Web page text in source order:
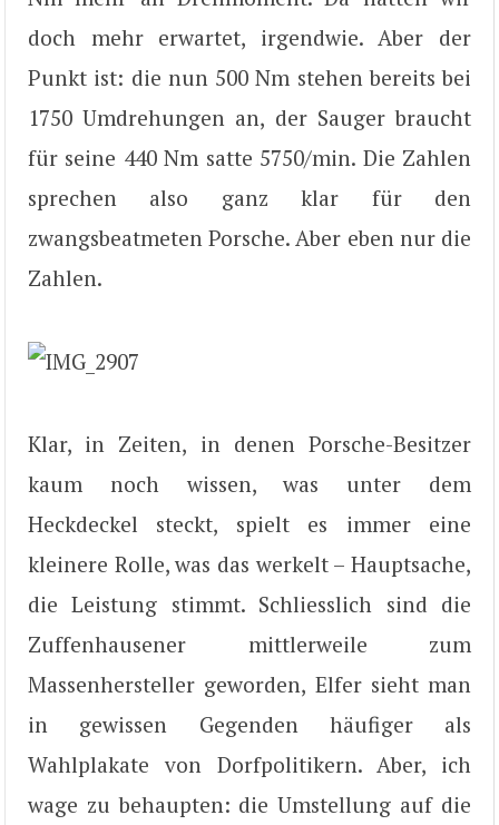
doch mehr erwartet, irgendwie. Aber der
Punkt ist: die nun 500 Nm stehen bereits bei
1750 Umdrehungen an, der Sauger braucht
für seine 440 Nm satte 5750/min. Die Zahlen
sprechen also ganz klar für den
zwangsbeatmeten Porsche. Aber eben nur die
Zahlen.
Klar, in Zeiten, in denen Porsche-Besitzer
kaum noch wissen, was unter dem
Heckdeckel steckt, spielt es immer eine
kleinere Rolle, was das werkelt – Hauptsache,
die Leistung stimmt. Schliesslich sind die
Zuffenhausener mittlerweile zum
Massenhersteller geworden, Elfer sieht man
in gewissen Gegenden häufiger als
Wahlplakate von Dorfpolitikern. Aber, ich
wage zu behaupten: die Umstellung auf die